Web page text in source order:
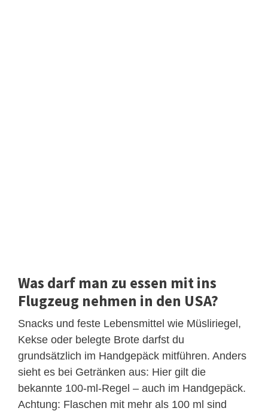
Was darf man zu essen mit ins
Flugzeug nehmen in den USA?
Snacks und feste Lebensmittel wie Müsliriegel,
Kekse oder belegte Brote darfst du
grundsätzlich im Handgepäck mitführen. Anders
sieht es bei Getränken aus: Hier gilt die
bekannte 100-ml-Regel – auch im Handgepäck.
Achtung: Flaschen mit mehr als 100 ml sind